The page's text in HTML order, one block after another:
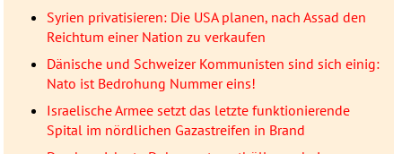
Syrien privatisieren: Die USA planen, nach Assad den
Reichtum einer Nation zu verkaufen
Dänische und Schweizer Kommunisten sind sich einig:
Nato ist Bedrohung Nummer eins!
Israelische Armee setzt das letzte funktionierende
Spital im nördlichen Gazastreifen in Brand